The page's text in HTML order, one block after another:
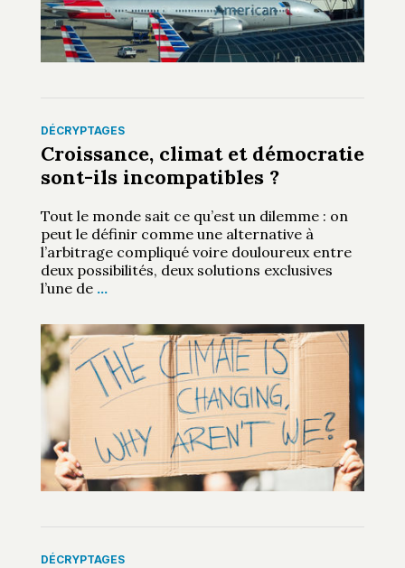
DÉCRYPTAGES
Croissance, climat et démocratie
sont-ils incompatibles ?
Tout le monde sait ce qu’est un dilemme : on
peut le définir comme une alternative à
l’arbitrage compliqué voire douloureux entre
deux possibilités, deux solutions exclusives
l’une de …
DÉCRYPTAGES